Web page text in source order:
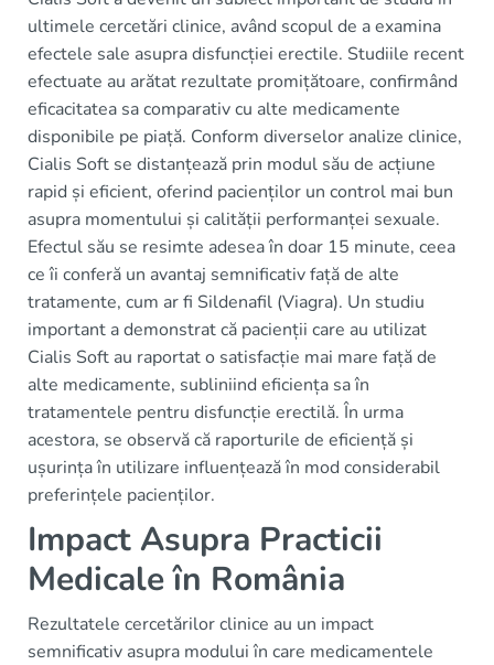
ultimele cercetări clinice, având scopul de a examina
efectele sale asupra disfuncției erectile. Studiile recent
efectuate au arătat rezultate promițătoare, confirmând
eficacitatea sa comparativ cu alte medicamente
disponibile pe piață. Conform diverselor analize clinice,
Cialis Soft se distanțează prin modul său de acțiune
rapid și eficient, oferind pacienților un control mai bun
asupra momentului și calității performanței sexuale.
Efectul său se resimte adesea în doar 15 minute, ceea
ce îi conferă un avantaj semnificativ față de alte
tratamente, cum ar fi Sildenafil (Viagra). Un studiu
important a demonstrat că pacienții care au utilizat
Cialis Soft au raportat o satisfacție mai mare față de
alte medicamente, subliniind eficiența sa în
tratamentele pentru disfuncție erectilă. În urma
acestora, se observă că raporturile de eficiență și
ușurința în utilizare influențează în mod considerabil
preferințele pacienților.
Impact Asupra Practicii
Medicale în România
Rezultatele cercetărilor clinice au un impact
semnificativ asupra modului în care medicamentele